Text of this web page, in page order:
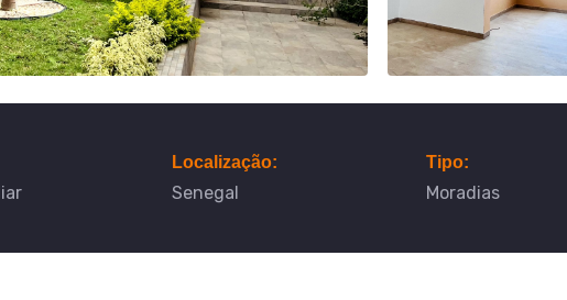
Localização:
Senegal
Tipo:
Moradias